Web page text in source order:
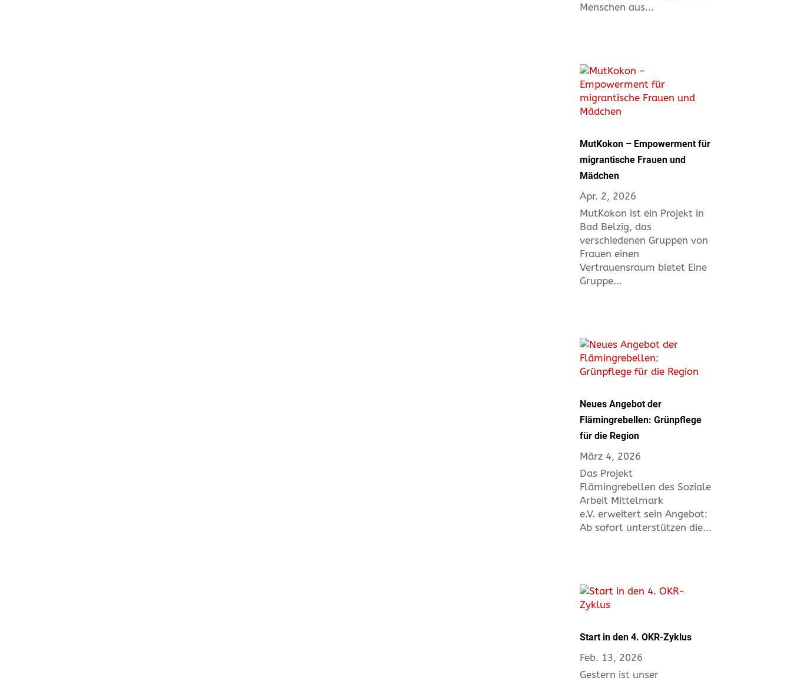
Menschen aus...
MutKokon – Empowerment für
migrantische Frauen und
Mädchen
Apr. 2, 2026
MutKokon ist ein Projekt in
Bad Belzig, das
verschiedenen Gruppen von
Frauen einen
Vertrauensraum bietet Eine
Gruppe...
Neues Angebot der
Flämingrebellen: Grünpflege
für die Region
März 4, 2026
Das Projekt
Flämingrebellen des Soziale
Arbeit Mittelmark
e.V. erweitert sein Angebot:
Ab sofort unterstützen die...
Start in den 4. OKR-Zyklus
Feb. 13, 2026
Gestern ist unser